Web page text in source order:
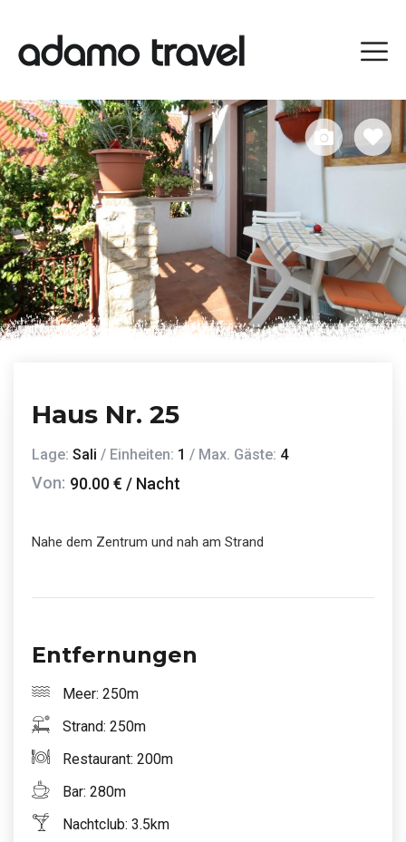
Haus Nr. 25
Lage: Sali / Einheiten: 1 / Max. Gäste: 4
Von: 90.00 € / Nacht
Nahe dem Zentrum und nah am Strand
Entfernungen
Meer: 250m
Strand: 250m
Restaurant: 200m
Bar: 280m
Nachtclub: 3.5km